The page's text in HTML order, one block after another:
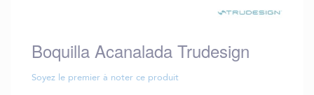
la
galería
de
Boquilla Acanalada Trudesign
Soyez le premier à noter ce produit